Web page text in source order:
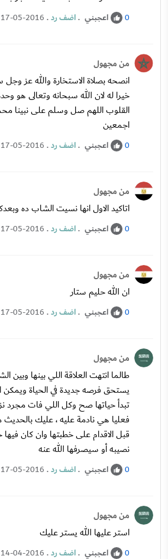
0 اعجبني .اضف رد.
17-05-2016
من مجهول
انصحه بصلاة الاستخارة والله عز
خيرا له لان الله سبحانه وتعالى هو
القلوب اللهم صل وسلم على نبينا
اجمعين
0 اعجبني .اضف رد.
17-05-2016
من مجهول
اتاكيد الاول انها نسيت الشاب ده
0 اعجبني .اضف رد.
17-05-2016
من مجهول
ان الله حليم ستار
0 اعجبني .اضف رد.
17-05-2016
من مجهول
طالما انتهت العلاقة اللي بينها
يستحق فرصه جديدة في الحياة ويمكن
تبدأ حياتها صح وكل اللي فات
فعليا هي نادمة عليه ، عليك
قبل الاقدام على خطبتها وان كان
نصيبه أو سيصرفها الله عنه
0 اعجبني .اضف رد.
17-05-2016
من مجهول
استر عليها الله يستر عليك
0 اعجبني .اضف رد.
14-04-2016